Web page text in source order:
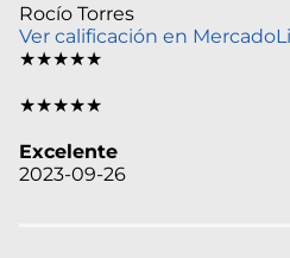
Rocío Torres
Ver calificación en
★★★★★
★★★★★
Excelente
2023-09-26